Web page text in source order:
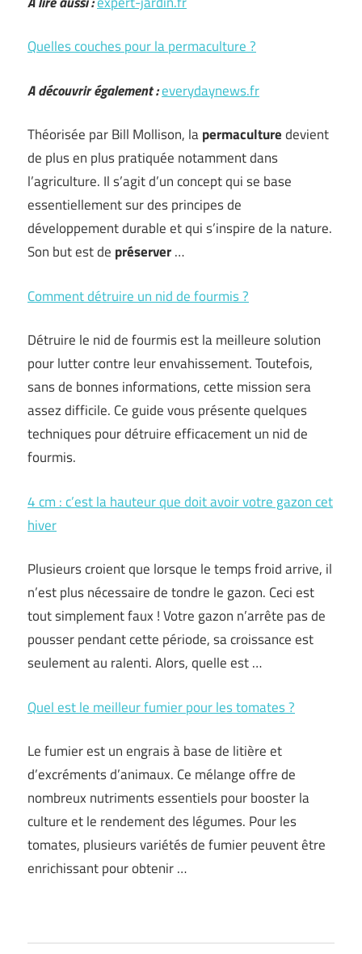
Quelles couches pour la permaculture ?
A découvrir également :everydaynews.fr
Théorisée par Bill Mollison, lapermaculturedevient
de plus en plus pratiquée notamment dans
l’agriculture. Il s’agit d’un concept qui se base
essentiellement sur des principes de
développement durable et qui s’inspire de la nature.
Son but est de préserver…
Comment détruire un nid de fourmis ?
Détruire le nid de fourmis est la meilleure solution
pour lutter contre leur envahissement. Toutefois,
sans de bonnes informations, cette mission sera
assez difficile. Ce guide vous présente quelques
techniques pour détruire efficacement un nid de
fourmis.
4 cm : c’est la hauteur que doit avoir votre gazon cet
hiver
Plusieurs croient que lorsque le temps froid arrive, il
n’est plus nécessaire de tondre le gazon. Ceci est
tout simplement faux ! Votre gazon n’arrête pas de
pousser pendant cette période, sa croissance est
seulement au ralenti. Alors, quelle est …
Quel est le meilleur fumier pour les tomates ?
Le fumier est un engrais à base de litière et
d’excréments d’animaux. Ce mélange offre de
nombreux nutriments essentiels pour booster la
culture et le rendement des légumes. Pour les
tomates, plusieurs variétés de fumier peuvent être
enrichissant pour obtenir …